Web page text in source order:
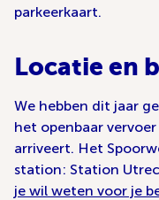
parkeerkaart.
Locatie en
We hebben dit jaar
het openbaar
arriveert. Het
station: Station
je wil weten voor je